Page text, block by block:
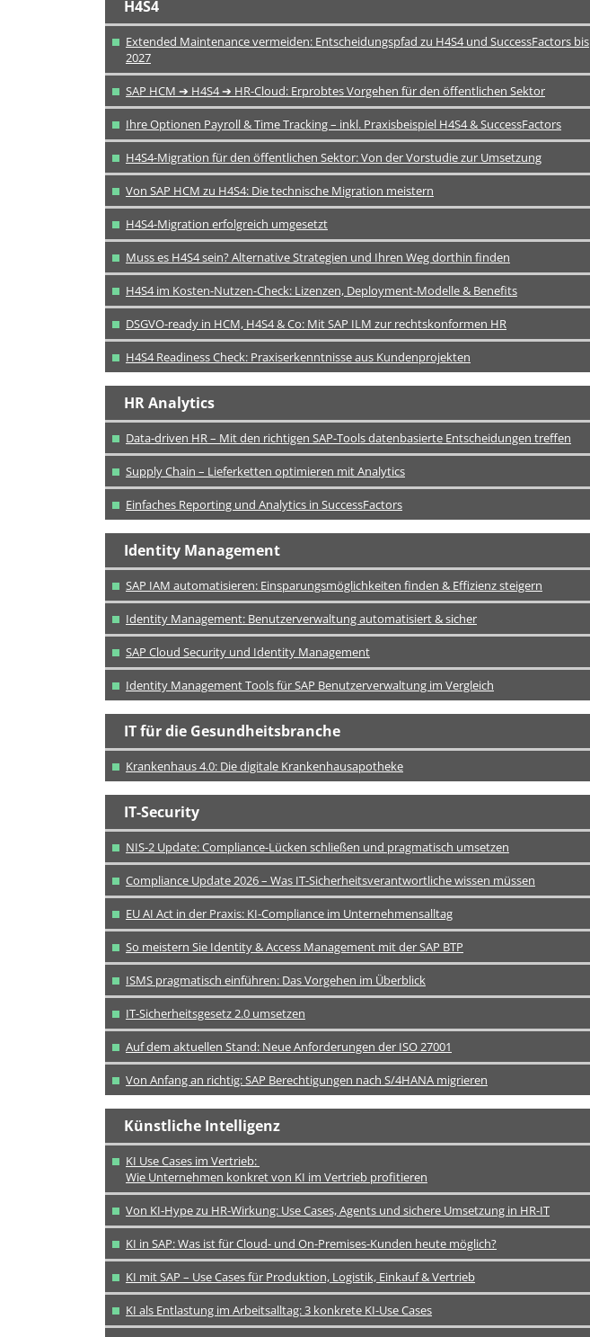
H4S4
Extended Maintenance vermeiden: Entscheidungspfad zu H4S4 und SuccessFactors bis
2027
SAP HCM ➔ H4S4 ➔ HR-Cloud: Erprobtes Vorgehen für den öffentlichen Sektor
Ihre Optionen Payroll & Time Tracking – inkl. Praxisbeispiel H4S4 & SuccessFactors
H4S4-Migration für den öffentlichen Sektor: Von der Vorstudie zur Umsetzung
Von SAP HCM zu H4S4: Die technische Migration meistern
H4S4-Migration erfolgreich umgesetzt
Muss es H4S4 sein? Alternative Strategien und Ihren Weg dorthin finden
H4S4 im Kosten-Nutzen-Check: Lizenzen, Deployment-Modelle & Benefits
DSGVO-ready in HCM, H4S4 & Co: Mit SAP ILM zur rechtskonformen HR
H4S4 Readiness Check: Praxiserkenntnisse aus Kundenprojekten
HR Analytics
Data-driven HR – Mit den richtigen SAP-Tools datenbasierte Entscheidungen treffen
Supply Chain – Lieferketten optimieren mit Analytics
Einfaches Reporting und Analytics in SuccessFactors
Identity Management
SAP IAM automatisieren: Einsparungsmöglichkeiten finden & Effizienz steigern
Identity Management: Benutzerverwaltung automatisiert & sicher
SAP Cloud Security und Identity Management
Identity Management Tools für SAP Benutzerverwaltung im Vergleich
IT für die Gesundheitsbranche
Krankenhaus 4.0: Die digitale Krankenhausapotheke
IT-Security
NIS-2 Update: Compliance-Lücken schließen und pragmatisch umsetzen
Compliance Update 2026 – Was IT-Sicherheitsverantwortliche wissen müssen
EU AI Act in der Praxis: KI-Compliance im Unternehmensalltag
So meistern Sie Identity & Access Management mit der SAP BTP
ISMS pragmatisch einführen: Das Vorgehen im Überblick
IT-Sicherheitsgesetz 2.0 umsetzen
Auf dem aktuellen Stand: Neue Anforderungen der ISO 27001
Von Anfang an richtig: SAP Berechtigungen nach S/4HANA migrieren
Künstliche Intelligenz
KI Use Cases im Vertrieb:
Wie Unternehmen konkret von KI im Vertrieb profitieren
Von KI-Hype zu HR-Wirkung: Use Cases, Agents und sichere Umsetzung in HR-IT
KI in SAP: Was ist für Cloud- und On-Premises-Kunden heute möglich?
KI mit SAP – Use Cases für Produktion, Logistik, Einkauf & Vertrieb
KI als Entlastung im Arbeitsalltag: 3 konkrete KI-Use Cases